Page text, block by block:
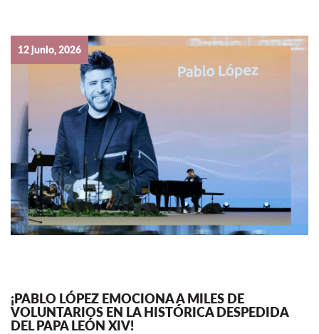
12 junio, 2026
¡PABLO LÓPEZ EMOCIONA A MILES DE
VOLUNTARIOS EN LA HISTÓRICA DESPEDIDA
DEL PAPA LEÓN XIV!